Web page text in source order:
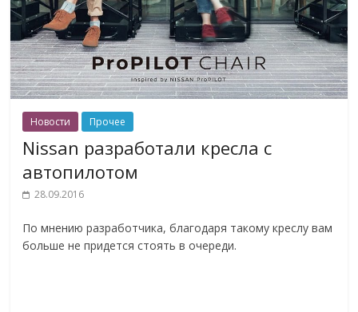
Новости Прочее
Nissan разработали кресла с
автопилотом
28.09.2016
По мнению разработчика, благодаря такому креслу вам
больше не придется стоять в очереди.